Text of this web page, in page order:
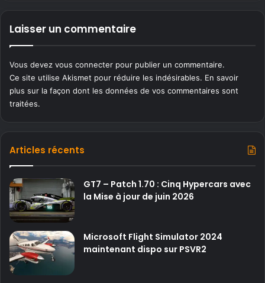
Laisser un commentaire
Vous devez vous connecter pour publier un commentaire.
Ce site utilise Akismet pour réduire les indésirables. En savoir
plus sur la façon dont les données de vos commentaires sont
traitées.
Articles récents
GT7 – Patch 1.70 : Cinq Hypercars avec
la Mise à jour de juin 2026
Microsoft Flight Simulator 2024
maintenant dispo sur PSVR2